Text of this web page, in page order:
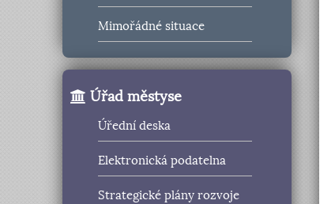
Mimořádné situace
Úřad městyse
Úřední deska
Elektronická podatelna
Strategické plány rozvoje